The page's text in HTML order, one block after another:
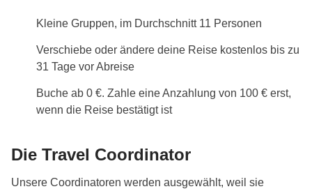
Kleine Gruppen, im Durchschnitt 11 Personen
Verschiebe oder ändere deine Reise kostenlos bis zu
31 Tage vor Abreise
Buche ab 0 €. Zahle eine Anzahlung von 100 € erst,
wenn die Reise bestätigt ist
Die Travel Coordinator
Unsere Coordinatoren werden ausgewählt, weil sie